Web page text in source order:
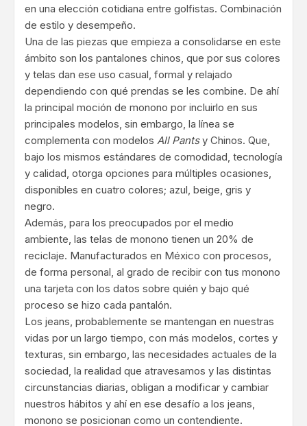
en una elección cotidiana entre golfistas. Combinación
de estilo y desempeño.
Una de las piezas que empieza a consolidarse en este
ámbito son los pantalones chinos, que por sus colores
y telas dan ese uso casual, formal y relajado
dependiendo con qué prendas se les combine. De ahí
la principal moción de monono por incluirlo en sus
principales modelos, sin embargo, la línea se
complementa con modelos All Pantsy Chinos. Que,
bajo los mismos estándares de comodidad, tecnología
y calidad, otorga opciones para múltiples ocasiones,
disponibles en cuatro colores; azul, beige, gris y
negro.
Además, para los preocupados por el medio
ambiente, las telas de monono tienen un 20% de
reciclaje. Manufacturados en México con procesos,
de forma personal, al grado de recibir con tus monono
una tarjeta con los datos sobre quién y bajo qué
proceso se hizo cada pantalón.
Los jeans, probablemente se mantengan en nuestras
vidas por un largo tiempo, con más modelos, cortes y
texturas, sin embargo, las necesidades actuales de la
sociedad, la realidad que atravesamos y las distintas
circunstancias diarias, obligan a modificar y cambiar
nuestros hábitos y ahí en ese desafío a los jeans,
monono se posicionan como un contendiente.